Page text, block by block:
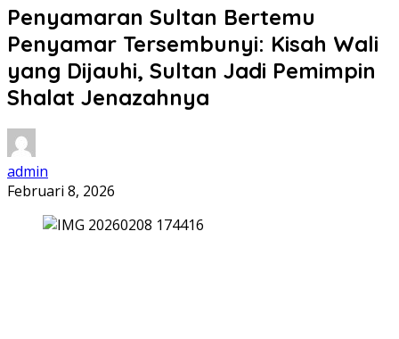
Penyamaran Sultan Bertemu
Penyamar Tersembunyi: Kisah Wali
yang Dijauhi, Sultan Jadi Pemimpin
Shalat Jenazahnya
admin
Februari 8, 2026